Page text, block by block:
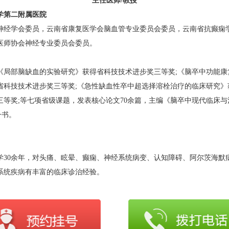
第二附属医院
经学会委员，云南省康复医学会脑血管专业委员会委员，云南省抗癫痫
师协会神经专业委员会委员。
局部脑缺血的实验研究》获得省科技技术进步奖三等奖;《脑卒中功能
科技技术进步奖三等奖;《急性缺血性卒中超选择溶栓治疗的临床研究
等奖;等七项省级课题，发表核心论文70余篇，主编《脑卒中现代临床
。
30余年，对头痛、眩晕、癫痫、神经系统病变、认知障碍、阿尔茨海默
统疾病有丰富的临床诊治经验。